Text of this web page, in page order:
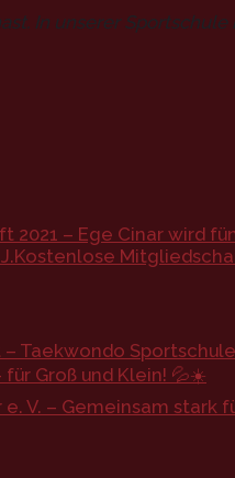
In unserer
2021 – Ege Cinar wird
Taekwondo Sportschule
für Groß und Klein! 💦☀️
V. – Gemeinsam stark